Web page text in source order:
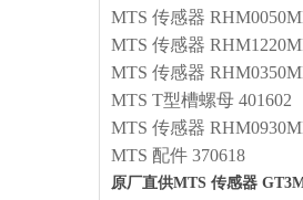
MTS 传感器
MTS 传感器
MTS 传感器
MTS T型槽螺母 401602
MTS 传感器
MTS 配件 370618
原厂直供MTS 传感器